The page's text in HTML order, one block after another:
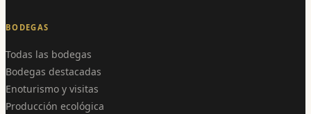
BODEGAS
Todas las bodegas
Bodegas destacadas
Enoturismo y visitas
Producción ecológica